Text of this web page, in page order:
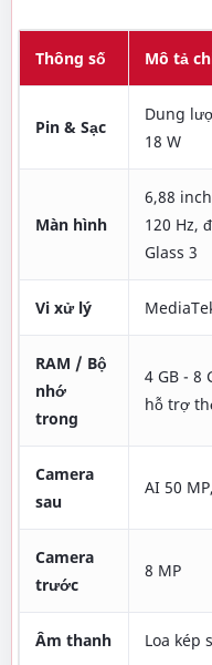
Thông số Mô tả
Pin & Sạc
Dung
18 W
Màn hình
6,88
120 Hz,
Glass 3
Vi xử lý
RAM / Bộ
nhớ
trong
4 GB - 8
hỗ trợ
Camera
sau
AI 50
Camera
trước
8 MP
Âm thanh Loa kép